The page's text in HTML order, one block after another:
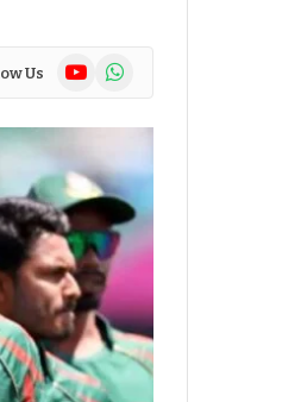
Us YouTubeWhatsApp